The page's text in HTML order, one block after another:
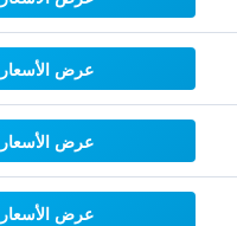
عرض الأسعار
عرض الأسعار
عرض الأسعار